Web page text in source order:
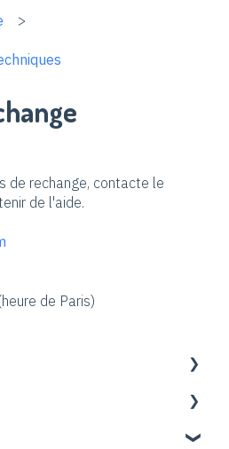
de rechange, contacte le
de l'aide.
de Paris)
de travail